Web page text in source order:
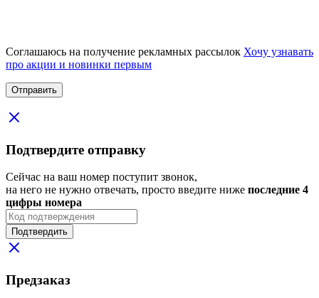
Соглашаюсь на получение рекламных рассылок Хочу узнавать
про акции и новинки первым
Подтвердите отправку
Сейчас на ваш номер поступит звонок,
на него не нужно отвечать, просто введите ниже последние 4
цифры номера
Подтвердить
Предзаказ